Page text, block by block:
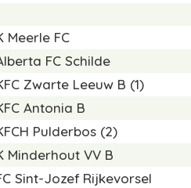
Meerle FC
FC Schilde
Zwarte Leeuw B (1)
Antonia B
Pulderbos (2)
Minderhout VV B
Sint-Jozef Rijkevorsel